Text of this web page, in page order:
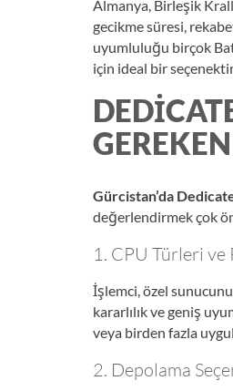
Almanya, Birleşik
gecikme süresi,
uyumluluğu birçok
için ideal bir
Gürcistan’da
değerlendirmek çok
1. CPU Türleri ve
İşlemci, özel
kararlılık ve geniş
veya birden fazla
2. Depolama